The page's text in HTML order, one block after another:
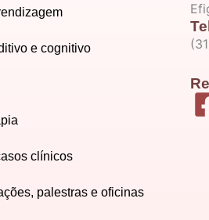
e cognitivo
clínicos
palestras e oficinas